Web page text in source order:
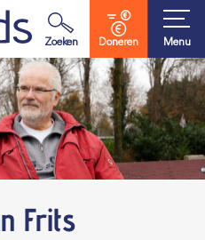
Zoeken Doneren Menu
Frits